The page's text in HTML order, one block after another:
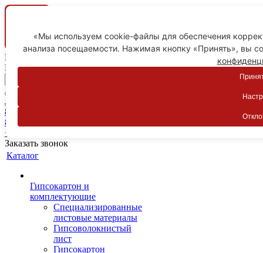
Ваш город
Пятигорск
Личный кабинет
8-800-775-59-89
8-800-775-59-89
+7 918 754-83-77
Заказать звонок
Каталог
Гипсокартон и
комплектующие
Специализированные
листовые материалы
Гипсоволокнистый
лист
Гипсокартон
«Мы используем cookie-файлы для обеспечения
анализа посещаемости. Нажимая кнопку «Принять», вы